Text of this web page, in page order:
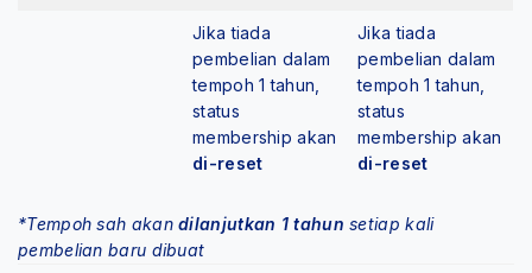
Jika tiada
pembelian dalam
tempoh 1 tahun,
status
membership akan
di-reset
Jika tiada
pembelian dalam
tempoh 1 tahun,
status
membership akan
di-reset
*Tempoh sah akandilanjutkan 1 tahun setiap kali
pembelian baru dibuat